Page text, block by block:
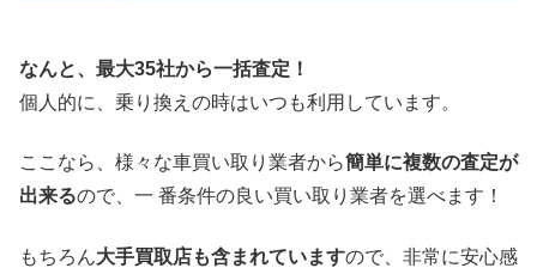
なんと、最大35社から一括査定！
個人的に、乗り換えの時はいつも利用しています。
ここなら、様々な車買い取り業者から簡単に複数の査定が
出来るので、一 番条件の良い買い取り業者を選べます！
もちろん大手買取店も含まれていますので、非常に安心感